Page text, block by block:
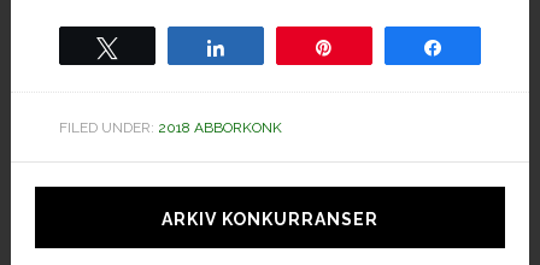
FILED UNDER: 2018 ABBORKONK
Hoved
ARKIV KONKURRANSER